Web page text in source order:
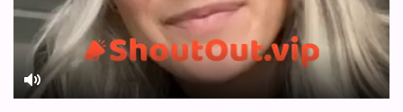
Mute